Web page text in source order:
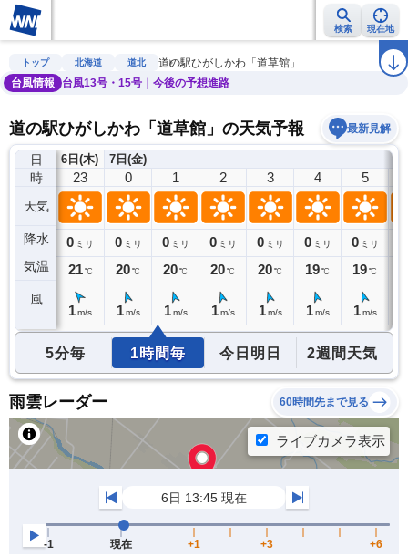
検索 現在地
雨雲レーダー 台風情報 地震情報 警報・注意報 ラ
トップ 北海道 道北
道の駅ひがしかわ「道草館」
台風情報
台風13号・15号｜今後の予想進路
道の駅ひがしかわ「道草館」の天気予報 最新見解
日
時
天気
降水
気温
風
6日(木)
22
0ミリ
21℃
23
0 ミリ
21 ℃
1m/s
7日(金)
0
0 ミリ
20℃
1 m/s
1
0 ミリ
20℃
1 m/s
2
0 ミリ
20℃
1 m/s
3
0 ミリ
20℃
1 m/s
4
0 ミリ
19℃
1 m/s
5
0 ミリ
19℃
1 m/s
5分毎 1時間毎 今日明日 2週間天気
雨雲レーダー 60時間先まで見る